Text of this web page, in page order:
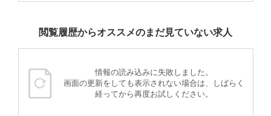
閲覧履歴からオススメのまだ見ていない求人
情報の読み込みに失敗しました。
画面の更新をしても表示されない場合は、しばらく
経ってから再度お試しください。